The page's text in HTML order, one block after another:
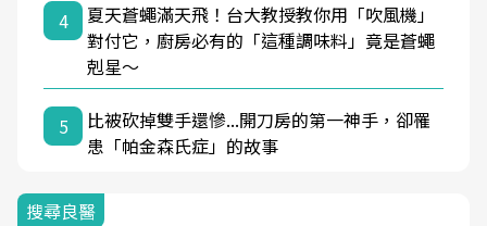
4
夏天蒼蠅滿天飛！台大教授教你用「吹風機」
對付它，廚房必有的「這種調味料」竟是蒼蠅
剋星～
5
比被砍掉雙手還慘...開刀房的第一神手，卻罹
患「帕金森氏症」的故事
搜尋良醫